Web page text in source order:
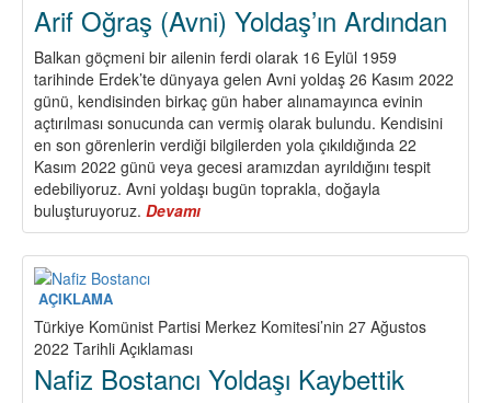
Ağır
Enkazı
Birlikte
Kaldıracağız!
Sorumlu
Egemen
Sınıftan
Hesap
Soracağız!
Arif Oğraş (Avni) Yoldaş’ın Ardından
Balkan göçmeni bir ailenin ferdi olarak 16 Eylül 1959
tarihinde Erdek’te dünyaya gelen Avni yoldaş 26 Kasım 2022
günü, kendisinden birkaç gün haber alınamayınca evinin
açtırılması sonucunda can vermiş olarak bulundu. Kendisini
en son görenlerin verdiği bilgilerden yola çıkıldığında 22
Kasım 2022 günü veya gecesi aramızdan ayrıldığını tespit
edebiliyoruz. Avni yoldaşı bugün toprakla, doğayla
buluşturuyoruz. Devamı
Arif
Oğraş
Ardından
AÇIKLAMA
Türkiye Komünist Partisi Merkez Komitesi’nin 27 Ağustos
2022 Tarihli Açıklaması
Nafiz Bostancı Yoldaşı Kaybettik